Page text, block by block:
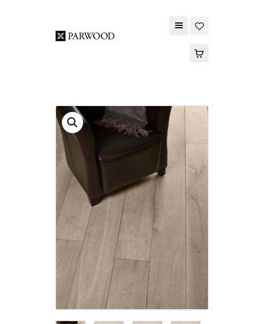
PARWOOD
CONTACT US
WOOD FLOORING
SPC FLOORING
ACOUSTIC PANELS
OUTDOOR DECKING
MAINTENANCE
PRODUCT
TOOLS AND
ACCESSORIES